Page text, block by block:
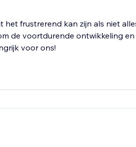
frustrerend kan zijn als niet
de voortdurende ontwikkeling
voor ons!